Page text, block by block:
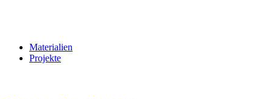
Materialien
Projekte